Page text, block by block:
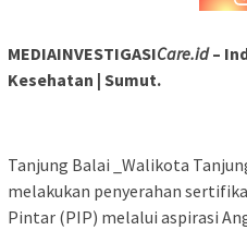
MEDIAINVESTIGASICare.id–
Kesehatan | Sumut.
Tanjung Balai _Walikota
melakukan penyerahan
Pintar (PIP) melalui aspirasi